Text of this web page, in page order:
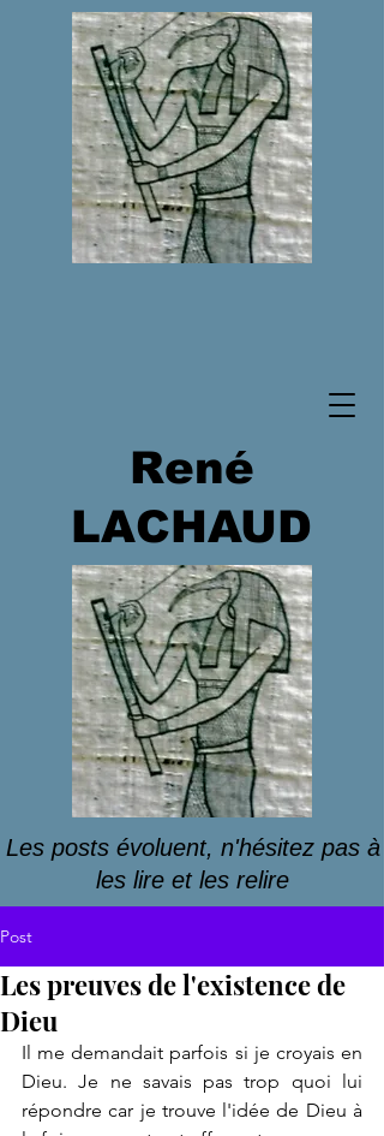
René
LACHAUD
Les posts évoluent, n'hésitez pas à
les lire et les relire
Post
Les preuves de l'existence de
Dieu
Il me demandait parfois si je croyais en
Dieu. Je ne savais pas trop quoi lui
répondre car je trouve l'idée de Dieu à